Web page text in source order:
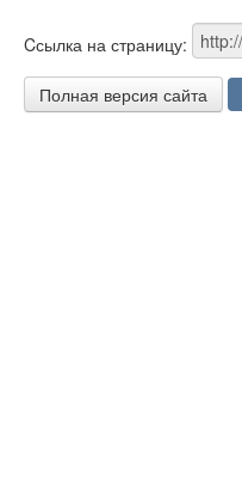
Cсылка на страницу:
Полная версия сайта